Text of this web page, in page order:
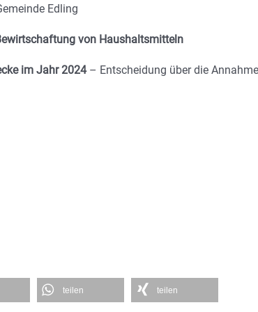
Edling
von Haushaltsmitteln
im Jahr 2024– Entscheidung über die Annahme
teilen teilen